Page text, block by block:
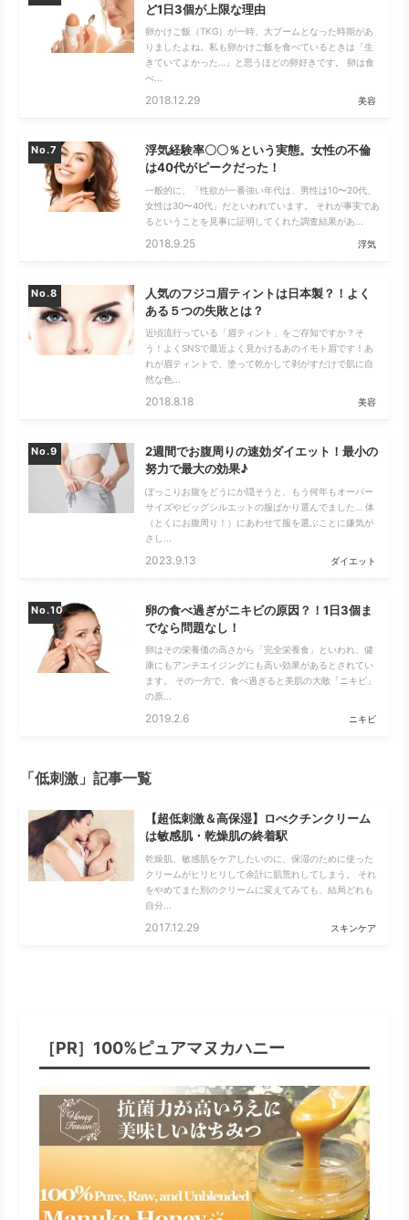
ど1日3個が上限な理由
卵かけご飯（TKG）が一時、大ブームとなった時期があ
りましたよね。私も卵かけご飯を食べているときは「生
きていてよかった…」と思うほどの卵好きです。 卵は食
べ...
2018.12.29 美容
No.
浮気経験率〇〇％という実態。女性の不倫
は40代がピークだった！
一般的に、「性欲が一番強い年代は、男性は10〜20代、
女性は30〜40代」だといわれています。 それが事実であ
るということを見事に証明してくれた調査結果があ...
2018.9.25 浮気
No.
人気のフジコ眉ティントは日本製？！よく
ある５つの失敗とは？
近頃流行っている「眉ティント」をご存知ですか？そ
う！よくSNSで最近よく見かけるあのイモト眉です！あ
れが眉ティントで、塗って乾かして剥がすだけで肌に自
然な色...
2018.8.18 美容
No.
2週間でお腹周りの速効ダイエット！最小の
努力で最大の効果♪
ぽっこりお腹をどうにか隠そうと、もう何年もオーバー
サイズやビッグシルエットの服ばかり選んでました… 体
（とくにお腹周り！）にあわせて服を選ぶことに嫌気が
さし...
2023.9.13 ダイエット
No.
卵の食べ過ぎがニキビの原因？！1日3個ま
でなら問題なし！
卵はその栄養価の高さから「完全栄養食」といわれ、健
康にもアンチエイジングにも高い効果があるとされてい
ます。 その一方で、食べ過ぎると美肌の大敵「ニキビ」
の原...
2019.2.6 ニキビ
「低刺激」記事一覧
【超低刺激＆高保湿】ロべクチンクリーム
は敏感肌・乾燥肌の終着駅
乾燥肌、敏感肌をケアしたいのに、保湿のために使った
クリームがヒリヒリして余計に肌荒れしてしまう。 それ
をやめてまた別のクリームに変えてみても、結局どれも
自分...
2017.12.29 スキンケア
［PR］100%ピュアマヌカハニー